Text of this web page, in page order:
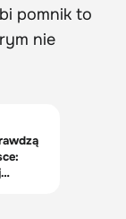
pomnik to
nie